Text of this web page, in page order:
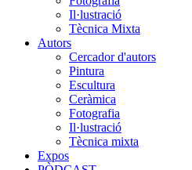
Il·lustració
Tècnica Mixta
Autors
Cercador d'autors
Pintura
Escultura
Ceràmica
Fotografia
Il·lustració
Tècnica mixta
Expos